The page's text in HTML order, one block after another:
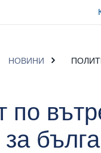
НОВИНИ
по